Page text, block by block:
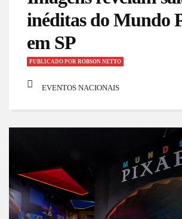
inéditas do Mundo
em SP
PUBLICADO POR ROBSON NETTO
EVENTOS NACIONAIS